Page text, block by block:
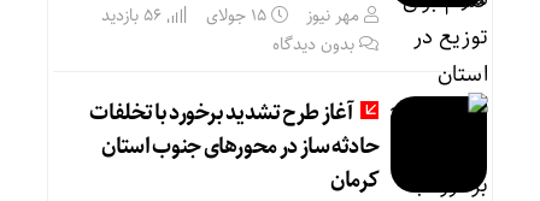
مهر نیوز 15 جولای
بدون دیدگاه
آغاز طرح تشدید برخورد با تخلفات
حادثه ساز در محورهای جنوب استان
کرمان